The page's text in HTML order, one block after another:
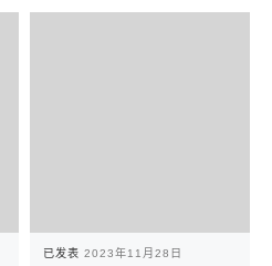
已发表 2023年11月28日